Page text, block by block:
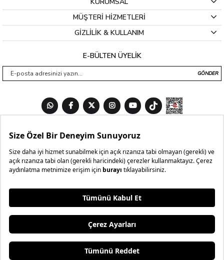
MÜŞTERİ HİZMETLERİ
GİZLİLİK & KULLANIM
E-BÜLTEN ÜYELİK
GÖNDER